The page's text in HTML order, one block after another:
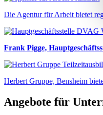
Die Agentur für Arbeit bietet
Frank Pigge,
Herbert Gruppe, Bensheim
Angebote für